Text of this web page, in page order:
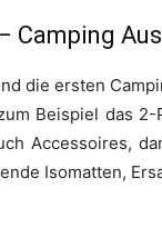
Camping
die ersten
Beispiel das
Accessoires,
Isomatten,